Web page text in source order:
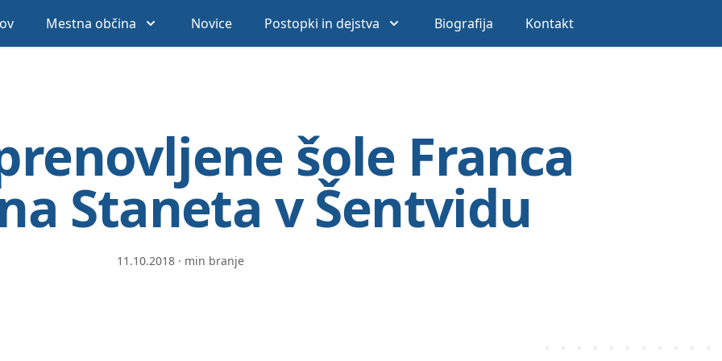
Mestna občina Novice Postopki in dejstva Biografija Kontakt
šole Franca
Staneta v Šentvidu
11.10.2018 · min branje